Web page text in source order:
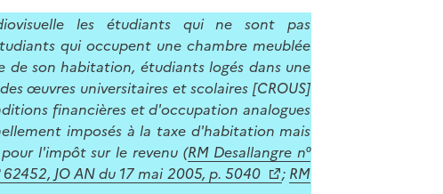
les étudiants qui ne sont pas
qui occupent une chambre meublée
de son habitation, étudiants logés dans une
œuvres universitaires et scolaires [CROUS]
financières et d'occupation analogues
imposés à la taxe d'habitation mais
l'impôt sur le revenu (RM Desallangre n°
62452, JO AN du 17 mai 2005, p. 5040 ; RM